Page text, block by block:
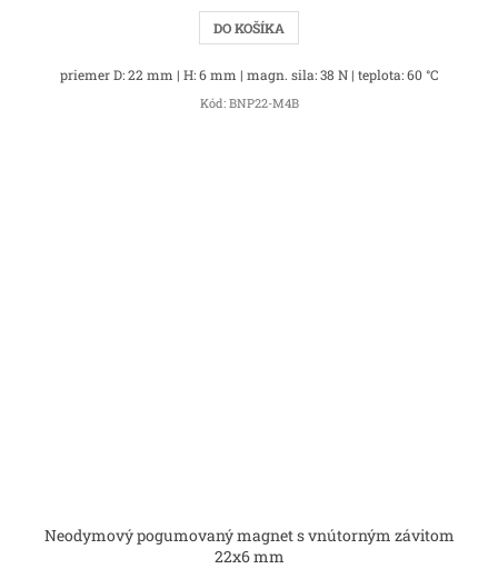
DO KOŠÍKA
priemer D: 22 mm | H: 6 mm | magn. sila: 38 N | teplota: 60 °C
Kód: BNP22-M4B
Neodymový pogumovaný magnet s vnútorným závitom
22x6 mm